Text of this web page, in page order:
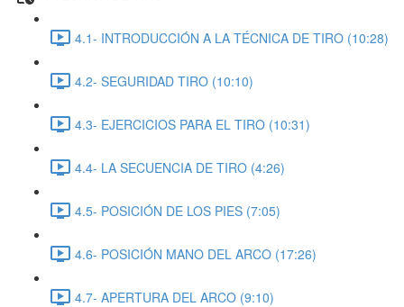
4.1- INTRODUCCIÓN A LA TÉCNICA DE TIRO (10:28)
4.2- SEGURIDAD TIRO (10:10)
4.3- EJERCICIOS PARA EL TIRO (10:31)
4.4- LA SECUENCIA DE TIRO (4:26)
4.5- POSICIÓN DE LOS PIES (7:05)
4.6- POSICIÓN MANO DEL ARCO (17:26)
4.7- APERTURA DEL ARCO (9:10)